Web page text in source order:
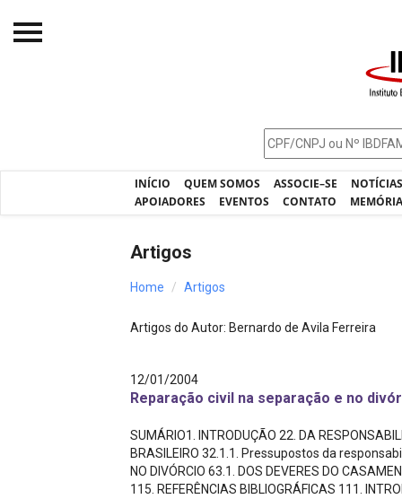
INÍCIO QUEM SOMOS ASSOCIE–SE
APOIADORES
EVENTOS CONTATO
Processos - IBDFAM
Artigos
Home Artigos
Artigos do Autor: Bernardo de Avila Ferreira
12/01/2004
Reparação civil na separação e no
SUMÁRIO1. INTRODUÇÃO 22. DA
BRASILEIRO 32.1.1. Pressupostos da
NO DIVÓRCIO 63.1. DOS DEVERES DO
115. REFERÊNCIAS BIBLIOGRÁFICAS 111.